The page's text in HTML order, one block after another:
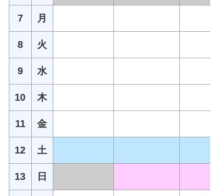
7 月
8 火
9 水
10 木
11 金
12 土
13 日